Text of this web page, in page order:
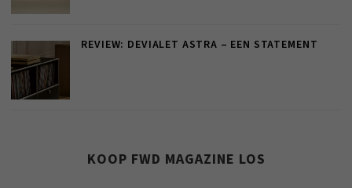
REVIEW: DEVIALET ASTRA – EEN STATEMENT
KOOP FWD MAGAZINE LOS